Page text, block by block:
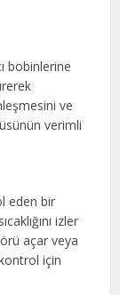
bobinlerine
ve
verimli
eden bir
izler
açar veya
için